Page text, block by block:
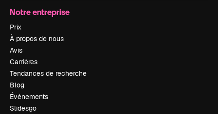
Notre entreprise
Prix
À propos de nous
Avis
Carrières
Tendances de recherche
Blog
Événements
Slidesgo